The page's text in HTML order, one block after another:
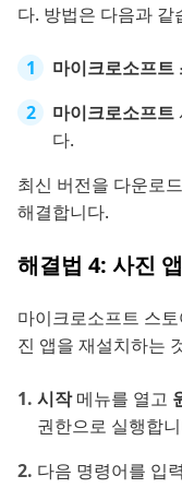
다. 방법은 다음과 같
마이크로소프트
마이크로소프트
다.
최신 버전을 다운로
해결합니다.
해결법 4: 사진
마이크로소프트 스
진 앱을 재설치하는
시작메뉴를 열고
권한으로 실행합
다음 명령어를 입